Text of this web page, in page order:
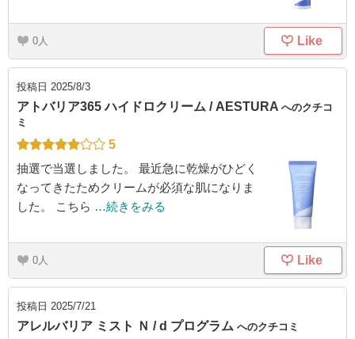
0 Like
投稿日 2025/8/3
アトバリア365 ハイドロクリーム / AESTURA へのクチコ
ミ
5
抽選で当選しました。 最近急に乾燥がひどく
なってきたためクリームが必須な肌になりま
した。 こちら …続きをみる
0 Like
投稿日 2025/7/21
アレルバリア ミスト Ｎ / d プログラム へのクチコミ